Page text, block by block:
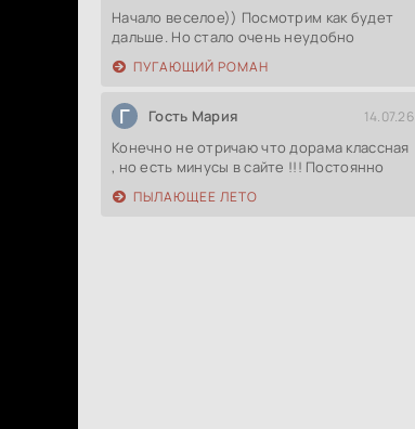
Начало веселое)) Посмотрим как будет
дальше. Но стало очень неудобно
ПУГАЮЩИЙ РОМАН
Г Гость Мария 14.07.26
Конечно не отричаю что дорама классная
, но есть минусы в сайте !!! Постоянно
ПЫЛАЮЩЕЕ ЛЕТО